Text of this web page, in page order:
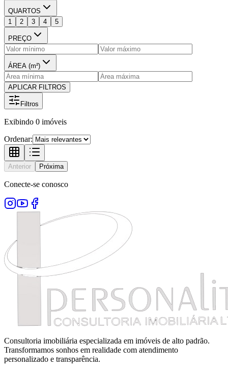
QUARTOS
1
2 3 4 5
PREÇO
ÁREA (m²)
APLICAR FILTROS
Filtros
Exibindo 0 imóveis
Ordenar:
Anterior Próxima
Conecte-se conosco
Consultoria imobiliária especializada em imóveis de alto padrão.
Transformamos sonhos em realidade com atendimento
personalizado e transparência.